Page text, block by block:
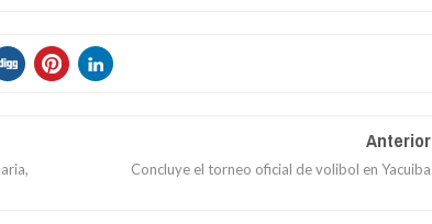
Anterior
Concluye el torneo oficial de volibol en Yacuiba